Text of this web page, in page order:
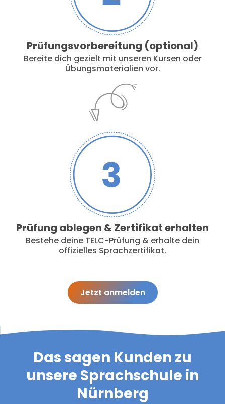
Prüfungsvorbereitung (optional)
Bereite dich gezielt mit unseren Kursen oder
Übungsmaterialien vor.
Prüfung ablegen & Zertifikat erhalten
Bestehe deine TELC-Prüfung & erhalte dein
offizielles Sprachzertifikat.
Jetzt anmelden
Das sagen Kunden zu
unsere Sprachschule in
Nürnberg